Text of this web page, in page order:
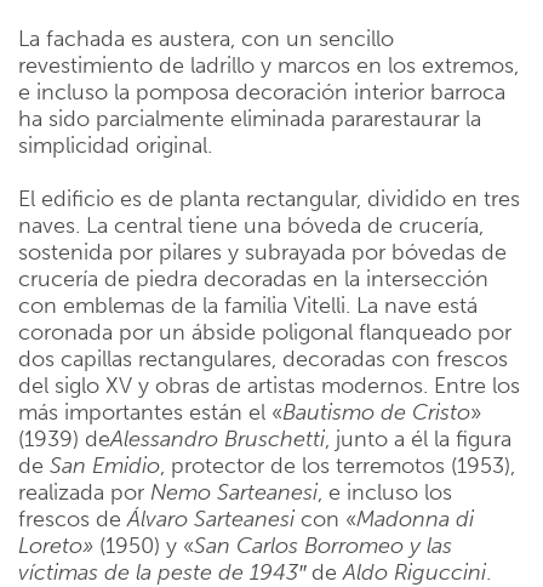
La fachada es austera, con un sencillo
revestimiento de ladrillo y marcos en los extremos,
e incluso la pomposa decoración interior barroca
ha sido parcialmente eliminada pararestaurar la
simplicidad original.
El edificio es de planta rectangular, dividido en tres
naves. La central tiene una bóveda de crucería,
sostenida por pilares y subrayada por bóvedas de
crucería de piedra decoradas en la intersección
con emblemas de la familia Vitelli. La nave está
coronada por un ábside poligonal flanqueado por
dos capillas rectangulares, decoradas con frescos
del siglo XV y obras de artistas modernos. Entre los
más importantes están el «Bautismo de Cristo»
(1939) deAlessandro Bruschetti, junto a él la figura
de San Emidio, protector de los terremotos (1953),
realizada por Nemo Sarteanesi, e incluso los
frescos deÁlvaro Sarteanesi con «Madonna di
Loreto» (1950) y «San Carlos Borromeo y las
víctimas de la peste de 1943″deAldo Riguccini.